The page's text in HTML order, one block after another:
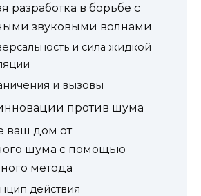
разработка в борьбе с
звуковыми волнами
и сила жидкой
и вызовы
против шума
ваш дом от
шума с помощью
метода
действия